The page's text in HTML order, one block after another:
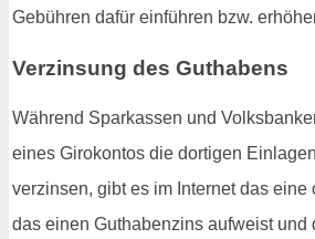
Gebühren dafür einführen bzw.
Verzinsung des Guthabens
Während Sparkassen und
eines Girokontos die dortigen
verzinsen, gibt es im Internet das eine
das einen Guthabenzins aufweist und